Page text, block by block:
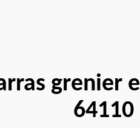
grenier
64110